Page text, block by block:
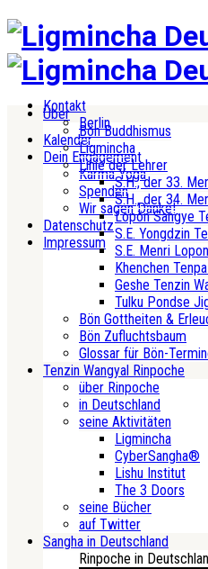
Kontakt
Berlin
Kalender
Dein Engagement
Karma Yoga
Spenden
Wir sagen Danke!
Datenschutz
Impressum
Über
Bön Buddhismus
Ligmincha
Linie der Lehrer
S.H., der 33.
S.H., der 34.
Lopön Sangye
S.E. Yongdzin
S.E. Menri
Khenchen
Geshe Tenzin
Tulku Pondse
Bön Gottheiten &
Bön Zufluchtsbaum
Glossar für Bön-
Tenzin Wangyal Rinpoche
über Rinpoche
in Deutschland
seine Aktivitäten
Ligmincha
CyberSangha®
Lishu Institut
The 3 Doors
seine Bücher
auf Twitter
Sangha in Deutschland
Rinpoche in